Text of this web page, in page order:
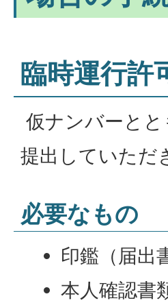
臨時運行許
仮ナンバーと
提出していただ
必要なもの
印鑑（届出
本人確認書